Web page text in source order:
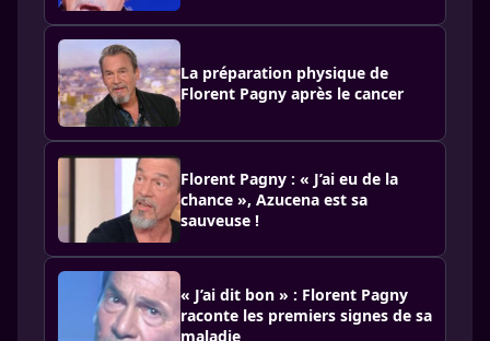
La préparation physique de
Florent Pagny après le cancer
Florent Pagny : « J’ai eu de la
chance », Azucena est sa
sauveuse !
« J’ai dit bon » : Florent Pagny
raconte les premiers signes de sa
maladie